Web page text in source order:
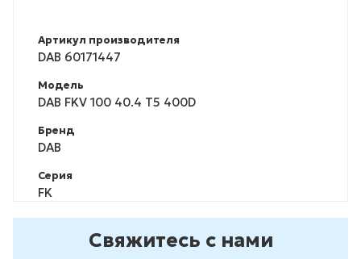
Артикул производителя
DAB 60171447
Модель
DAB FKV 100 40.4 T5 400D
Бренд
DAB
Серия
FK
Свяжитесь с нами